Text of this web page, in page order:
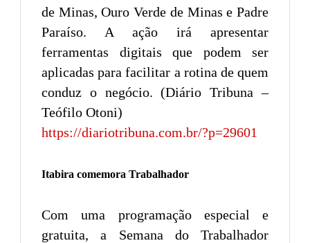
de Minas, Ouro Verde de Minas e Padre
Paraíso. A ação irá apresentar
ferramentas digitais que podem ser
aplicadas para facilitar a rotina de quem
conduz o negócio. (Diário Tribuna –
Teófilo Otoni)
https://diariotribuna.com.br/?p=29601
Itabira comemora Trabalhador
Com uma programação especial e
gratuita, a Semana do Trabalhador